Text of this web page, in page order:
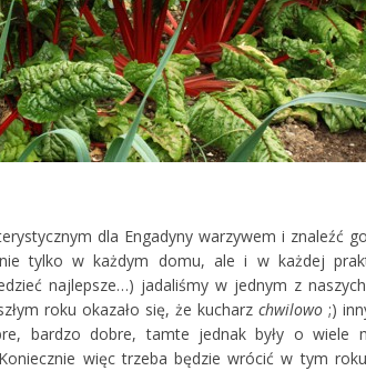
dla Engadyny warzywem i znaleźć
tylko w każdym domu, ale i w każdej
najlepsze…) jadaliśmy w jednym z
roku okazało się, że kucharz chwilowo;)
bardzo dobre, tamte jednak były o wiele
więc trzeba będzie wrócić w tym